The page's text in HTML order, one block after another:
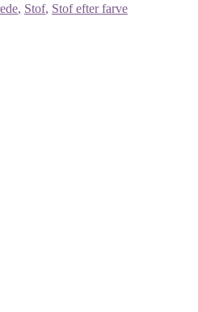
, Stof, Stof efter farve